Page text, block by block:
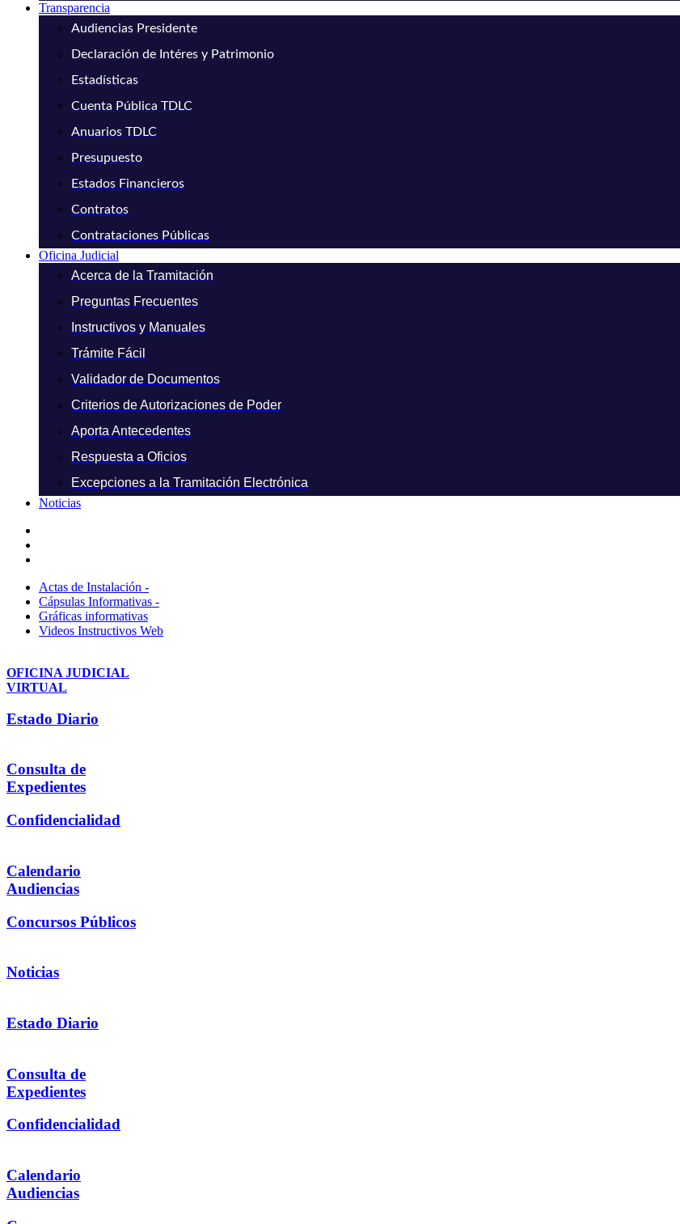
Transparencia
Audiencias Presidente
Declaración de Intéres y Patrimonio
Estadísticas
Cuenta Pública TDLC
Anuarios TDLC
Presupuesto
Estados Financieros
Contratos
Contrataciones Públicas
Oficina Judicial
Acerca de la Tramitación
Preguntas Frecuentes
Instructivos y Manuales
Trámite Fácil
Validador de Documentos
Criterios de Autorizaciones de Poder
Aporta Antecedentes
Respuesta a Oficios
Excepciones a la Tramitación Electrónica
Noticias
Actas de Instalación -
Cápsulas Informativas -
Gráficas informativas
Videos Instructivos Web
OFICINA JUDICIAL
VIRTUAL
Estado Diario
Consulta de
Expedientes
Confidencialidad
Calendario
Audiencias
Concursos Públicos
Noticias
Estado Diario
Consulta de
Expedientes
Confidencialidad
Calendario
Audiencias